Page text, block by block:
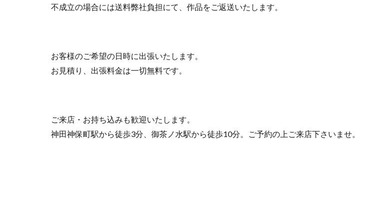
不成立の場合には送料弊社負担にて、作品をご返送いたします。
お客様のご希望の日時に出張いたします。
お見積り、出張料金は一切無料です。
ご来店・お持ち込みも歓迎いたします。
神田神保町駅から徒歩3分、御茶ノ水駅から徒歩10分。ご予約の上ご来店下さいませ。